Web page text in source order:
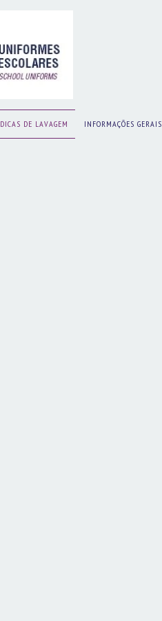
DICAS DE LAVAGEM INFORMAÇÕES GERAIS